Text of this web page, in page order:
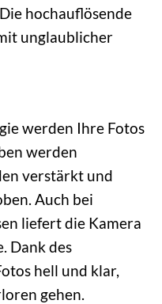
hochauflösende
unglaublicher
werden Ihre Fotos
werden
verstärkt und
Auch bei
liefert die Kamera
Dank des
hell und klar,
gehen.